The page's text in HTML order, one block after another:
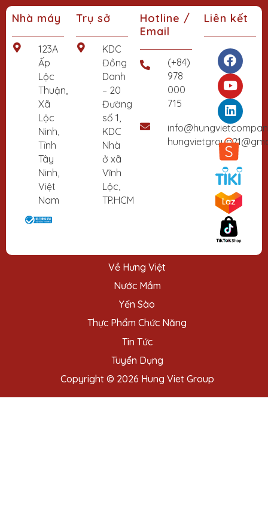
Nhà máy
123A
Ấp
Lộc
Thuận,
Xã
Lộc
Ninh,
Tỉnh
Tây
Ninh,
Việt
Nam
Trụ sở
KDC
Đồng
Danh
– 20
Đường
số 1,
KDC
Nhà
ở xã
Vĩnh
Lộc,
TP.HCM
Hotline /
Email
(+84)
978
000
715
Liên kết
F
a
c
e
b
o
o
k
Y
o
u
t
u
b
e
L
i
n
k
e
d
i
n
Về Hưng Việt
Nước Mắm
Yến Sào
Thực Phẩm Chức Năng
Tin Tức
Tuyển Dụng
Copyright © 2026 Hung Viet Group